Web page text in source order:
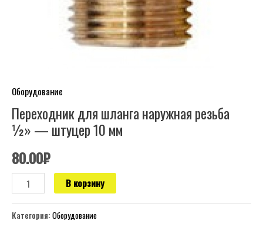
Оборудование
Переходник для шланга наружная резьба
½» — штуцер 10 мм
80.00₽
В корзину
Категория:Оборудование